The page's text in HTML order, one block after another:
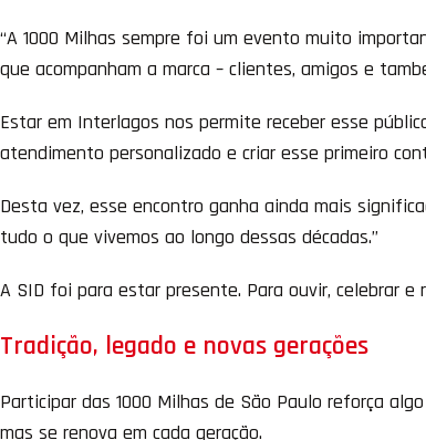
“A 1000 Milhas sempre foi um evento muito
que acompanham a marca – clientes, amigos e
Estar em Interlagos nos permite receber esse
atendimento personalizado e criar esse primeiro
Desta vez, esse encontro ganha ainda mais
tudo o que vivemos ao longo dessas décadas.”
A SID foi para estar presente. Para ouvir, celebrar e
Tradição, legado e novas gerações
Participar das 1000 Milhas de São Paulo reforça
mas se renova em cada geração.